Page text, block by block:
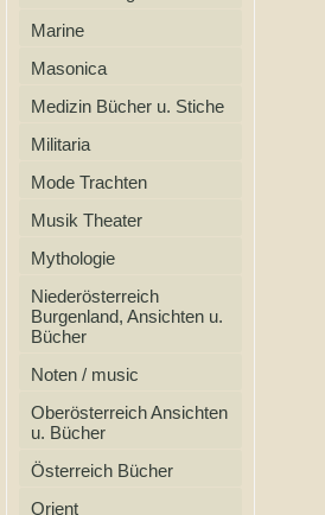
Marine
Masonica
Medizin Bücher u. Stiche
Militaria
Mode Trachten
Musik Theater
Mythologie
Niederösterreich
Burgenland, Ansichten u.
Bücher
Noten / music
Oberösterreich Ansichten
u. Bücher
Österreich Bücher
Orient